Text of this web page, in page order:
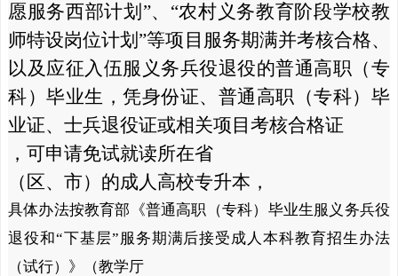
愿服务西部计划”、“农村义务教育阶段学校教
师特设岗位计划”等项目服务期满并考核合格、
以及应征入伍服义务兵役退役的普通高职（专
科）毕业生，凭身份证、普通高职（专科）毕
业证、士兵退役证或相关项目考核合格证
，可申请免试就读所在省
（区、市）的成人高校专升本，
具体办法按教育部《普通高职（专科）毕业生服义务兵役
退役和“下基层”服务期满后接受成人本科教育招生办法
（试行）》（教学厅